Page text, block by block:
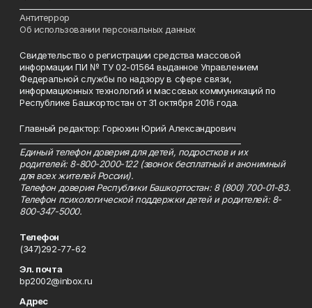
Антитеррор
Об использовании персональных данных
Свидетельство о регистрации средства массовой
информации ПИ № ТУ 02-01564 выданное Управлением
Федеральной службы по надзору в сфере связи,
информационных технологий и массовых коммуникаций по
Республике Башкортостан от 31 октября 2016 года.
Главный редактор: Горюхин Юрий Александрович
Единый телефон доверия для детей, подростков и их
родителей: 8-800-2000-122 (звонок бесплатный и анонимный
для всех жителей России).
Телефон доверия Республики Башкортостан: 8 (800) 700-01-83.
Телефон психологической поддержки детей и родителей: 8-
800-347-5000.
Телефон
(347)292-77-62
Эл. почта
bp2002@inbox.ru
Адрес